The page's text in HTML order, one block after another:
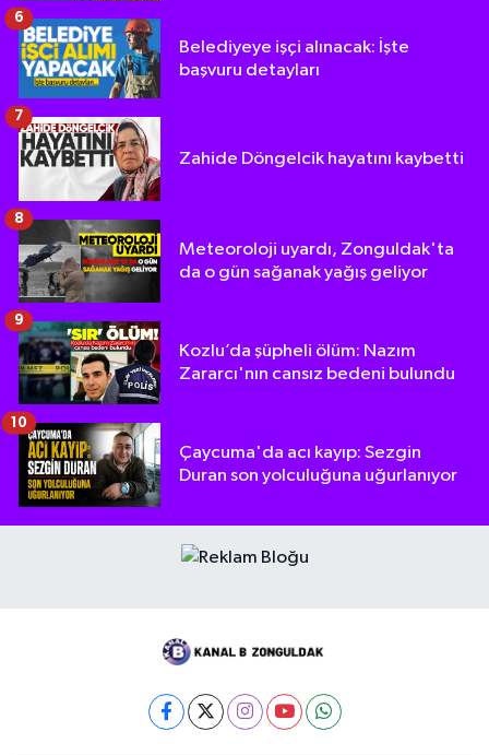
Belediyeye işçi alınacak: İşte
başvuru detayları
6
Zahide Döngelcik hayatını kaybetti
7
Meteoroloji uyardı, Zonguldak'ta
da o gün sağanak yağış geliyor
8
Kozlu’da şüpheli ölüm: Nazım
Zararcı'nın cansız bedeni bulundu
9
Çaycuma'da acı kayıp: Sezgin
Duran son yolculuğuna uğurlanıyor
10